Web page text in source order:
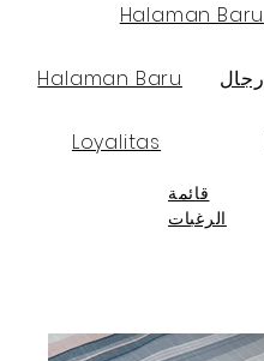
Halaman Baru
Halaman Baru رجال
Loyalitas
قائمة
الرغبات